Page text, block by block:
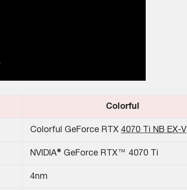
Colorful
Colorful GeForce RTX 4070 Ti NB EX-V
NVIDIA® GeForce RTX™ 4070 Ti
4nm